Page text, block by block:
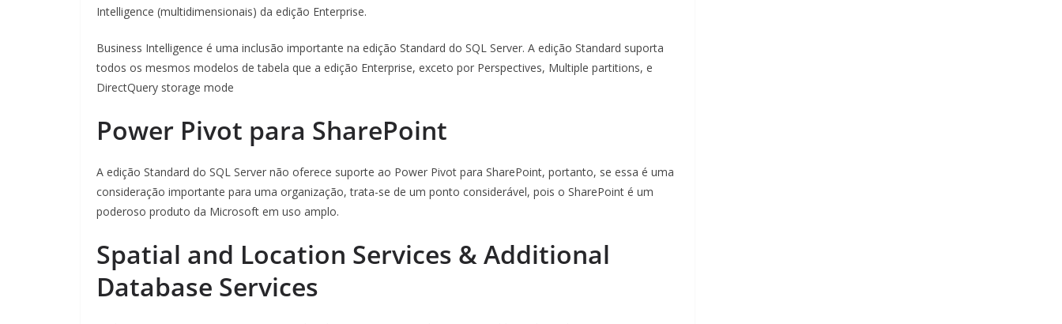
Intelligence (multidimensionais) da edição Enterprise.
Business Intelligence é uma inclusão importante na edição Standard do SQL Server. A edição Standard suporta
todos os mesmos modelos de tabela que a edição Enterprise, exceto por Perspectives, Multiple partitions, e
DirectQuery storage mode
Power Pivot para SharePoint
A edição Standard do SQL Server não oferece suporte ao Power Pivot para SharePoint, portanto, se essa é uma
consideração importante para uma organização, trata-se de um ponto considerável, pois o SharePoint é um
poderoso produto da Microsoft em uso amplo.
Spatial and Location Services & Additional
Database Services